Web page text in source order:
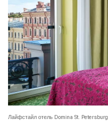
Лайфстайл отель Domina St. Petersburg